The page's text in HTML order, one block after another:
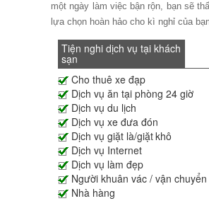
một ngày làm việc bận rộn, bạn sẽ
lựa chọn hoàn hảo cho kì nghỉ của
Tiện nghi dịch vụ tại khách
sạn
Cho thuê xe đạp
Dịch vụ ăn tại phòng 24 giờ
Dịch vụ du lịch
Dịch vụ xe đưa đón
Dịch vụ giặt là/giặt khô
Dịch vụ Internet
Dịch vụ làm đẹp
Người khuân vác / vận
Nhà hàng